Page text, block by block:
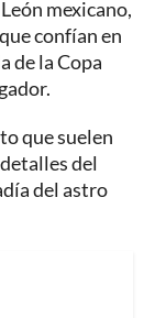
mexicano,
confían en
de la Copa
que suelen
del
del astro